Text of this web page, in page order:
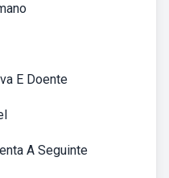
E Doente
A Seguinte